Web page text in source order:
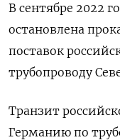
В сентябре 2022
остановлена
поставок
трубопроводу
Транзит
Германию по